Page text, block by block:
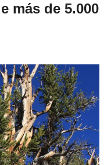
más de 5.000